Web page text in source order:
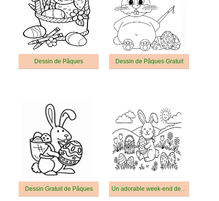
Dessin de Pâques Dessin de Pâques Gratuit
Dessin Gratuit de Pâques Un adorable week-end de Pâques